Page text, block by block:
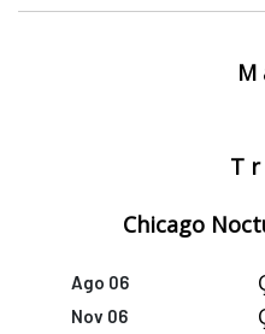
M
T
Chicago
Ago 06
Nov 06